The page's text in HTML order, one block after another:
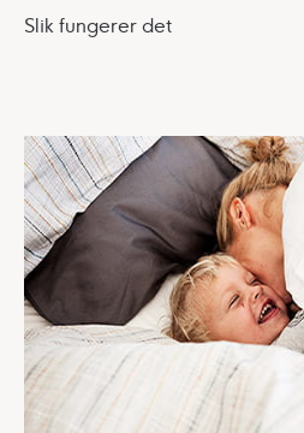
Slik fungerer det